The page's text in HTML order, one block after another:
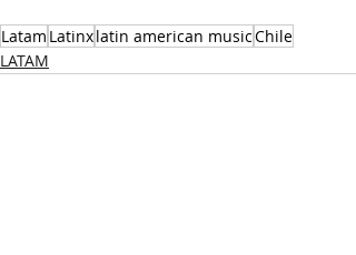
Latam Latinxlatin american musicChile
LATAM